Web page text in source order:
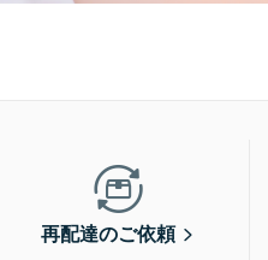
再配達のご依頼